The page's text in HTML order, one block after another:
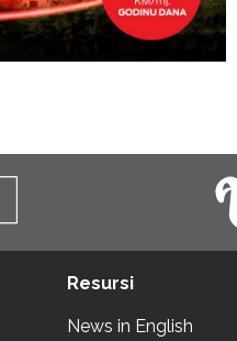
Resursi
News in English